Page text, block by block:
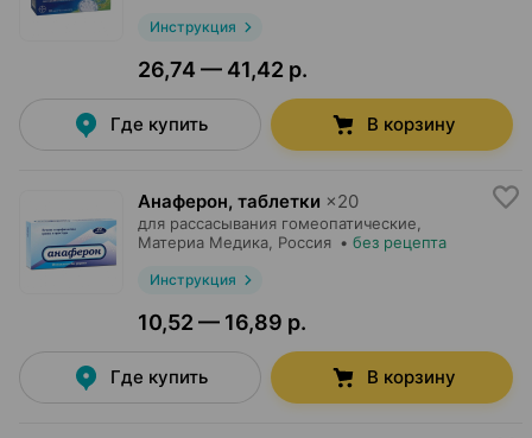
Инструкция
26,74 — 41,42 р.
Где купить В корзину
Анаферон, таблетки ×20
для рассасывания гомеопатические,
Материа Медика , Россия • без рецепта
Инструкция
10,52 — 16,89 р.
Где купить В корзину